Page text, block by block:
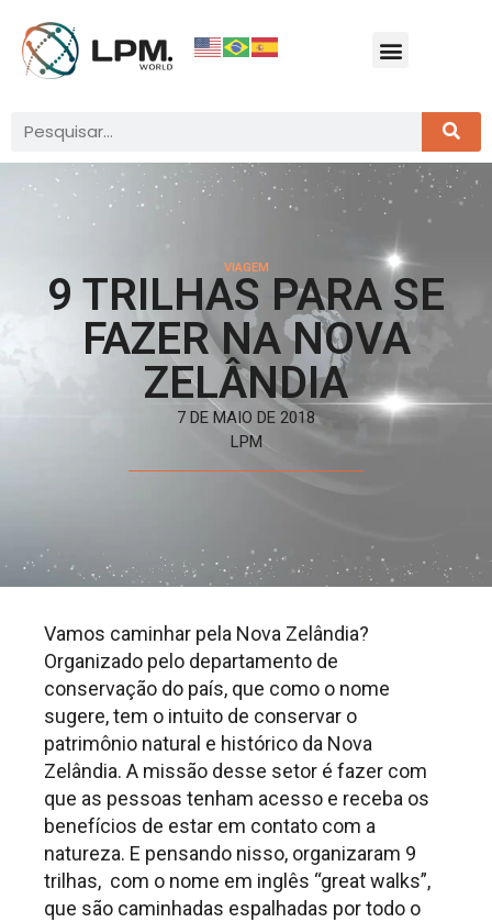
VIAGEM
9 TRILHAS PARA SE
FAZER NA NOVA
ZELÂNDIA
7 DE MAIO DE 2018
LPM
Vamos caminhar pela Nova Zelândia?
Organizado pelo departamento de
conservação do país, que como o nome
sugere, tem o intuito de conservar o
patrimônio natural e histórico da Nova
Zelândia. A missão desse setor é fazer com
que as pessoas tenham acesso e receba os
benefícios de estar em contato com a
natureza. E pensando nisso, organizaram 9
trilhas, com o nome em inglês “great walks”,
que são caminhadas espalhadas por todo o